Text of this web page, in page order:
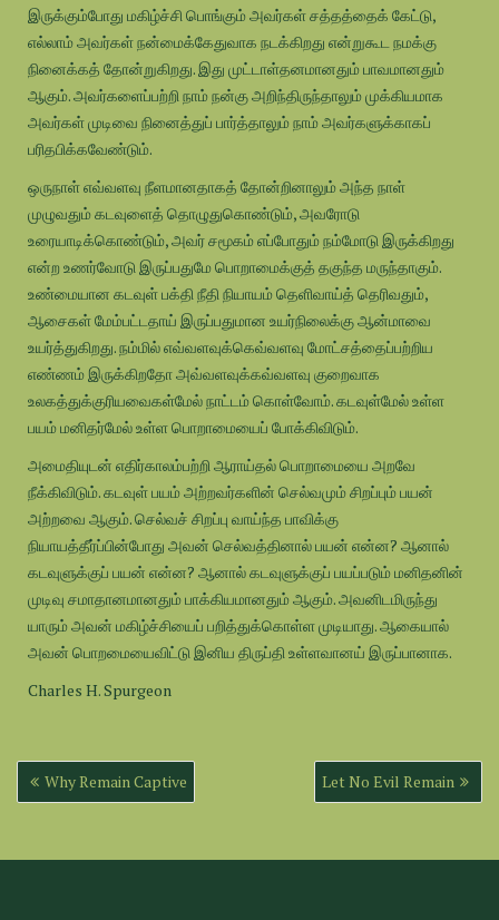
இருக்கும்போது மகிழ்ச்சி பொங்கும் அவர்கள் சத்தத்தைக் கேட்டு,
எல்லாம் அவர்கள் நன்மைக்கேதுவாக நடக்கிறது என்றுகூட நமக்கு
நினைக்கத் தோன்றுகிறது. இது முட்டாள்தனமானதும் பாவமானதும்
ஆகும். அவர்களைப்பற்றி நாம் நன்கு அறிந்திருந்தாலும் முக்கியமாக
அவர்கள் முடிவை நினைத்துப் பார்த்தாலும் நாம் அவர்களுக்காகப்
பரிதபிக்கவேண்டும்.
ஒருநாள் எவ்வளவு நீளமானதாகத் தோன்றினாலும் அந்த நாள்
முழுவதும் கடவுளைத் தொழுதுகொண்டும், அவரோடு
உரையாடிக்கொண்டும், அவர் சமூகம் எப்போதும் நம்மோடு இருக்கிறது
என்ற உணர்வோடு இருப்பதுமே பொறாமைக்குத் தகுந்த மருந்தாகும்.
உண்மையான கடவுள் பக்தி நீதி நியாயம் தெளிவாய்த் தெரிவதும்,
ஆசைகள் மேம்பட்டதாய் இருப்பதுமான உயர்நிலைக்கு ஆன்மாவை
உயர்த்துகிறது. நம்மில் எவ்வளவுக்கெவ்வளவு மோட்சத்தைப்பற்றிய
எண்ணம் இருக்கிறதோ அவ்வளவுக்கவ்வளவு குறைவாக
உலகத்துக்குரியவைகள்மேல் நாட்டம் கொள்வோம். கடவுள்மேல் உள்ள
பயம் மனிதர்மேல் உள்ள பொறாமையைப் போக்கிவிடும்.
அமைதியுடன் எதிர்காலம்பற்றி ஆராய்தல் பொறாமையை அறவே
நீக்கிவிடும். கடவுள் பயம் அற்றவர்களின் செல்வமும் சிறப்பும் பயன்
அற்றவை ஆகும். செல்வச் சிறப்பு வாய்ந்த பாவிக்கு
நியாயத்தீர்ப்பின்போது அவன் செல்வத்தினால் பயன் என்ன? ஆனால்
கடவுளுக்குப் பயன் என்ன? ஆனால் கடவுளுக்குப் பயப்படும் மனிதனின்
முடிவு சமாதானமானதும் பாக்கியமானதும் ஆகும். அவனிடமிருந்து
யாரும் அவன் மகிழ்ச்சியைப் பறித்துக்கொள்ள முடியாது. ஆகையால்
அவன் பொறமையைவிட்டு இனிய திருப்தி உள்ளவானய் இருப்பானாக.
Charles H. Spurgeon
Post
navigation
Why Remain Captive Let No Evil Remain